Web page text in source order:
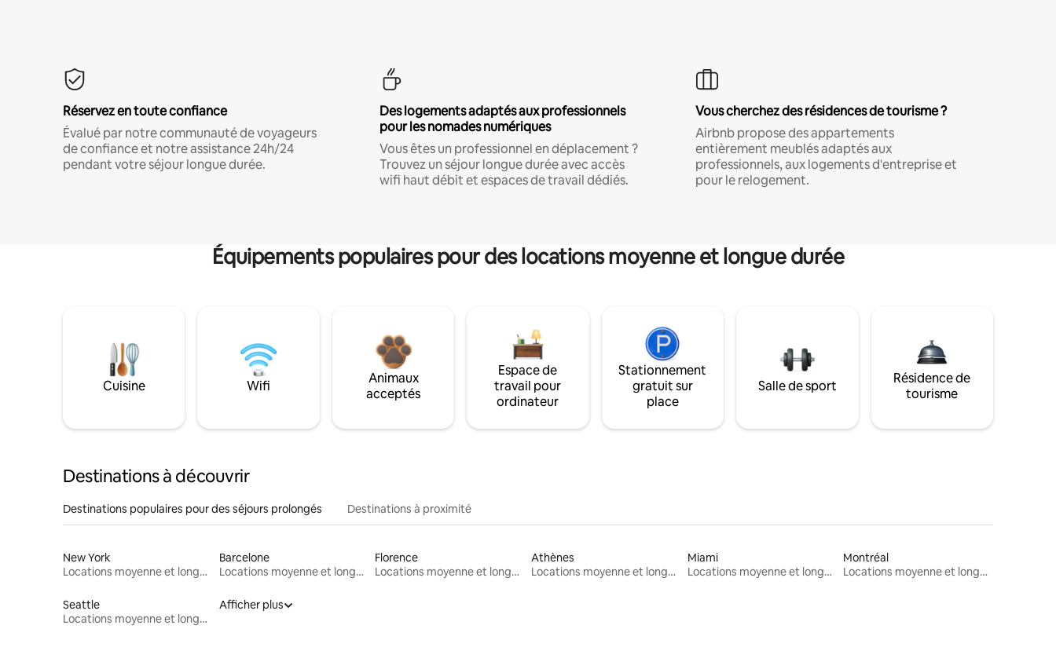
Réservez en toute confiance
Évalué par notre communauté de voyageurs
de confiance et notre assistance 24h/24
pendant votre séjour longue durée.
Des logements adaptés aux professionnels
pour les nomades numériques
Vous êtes un professionnel en déplacement ?
Trouvez un séjour longue durée avec accès
wifi haut débit et espaces de travail dédiés.
Vous cherchez des résidences de tourisme ?
Airbnb propose des appartements
entièrement meublés adaptés aux
professionnels, aux logements d'entreprise et
pour le relogement.
Équipements populaires pour des locations moyenne et longue durée
Cuisine Wifi
Animaux
acceptés
Espace de
travail pour
ordinateur
Stationnement
gratuit sur
place
Salle de sport
Résidence de
tourisme
Destinations à découvrir
Destinations populaires pour des séjours prolongés Destinations à proximité
New York
Locations moyenne et longue durée
Barcelone
Locations moyenne et longue durée
Florence
Locations moyenne et longue durée
Athènes
Locations moyenne et longue durée
Miami
Locations moyenne et longue durée
Montréal
Locations moyenne et longue durée
Seattle
Locations moyenne et longue durée
Afficher plus